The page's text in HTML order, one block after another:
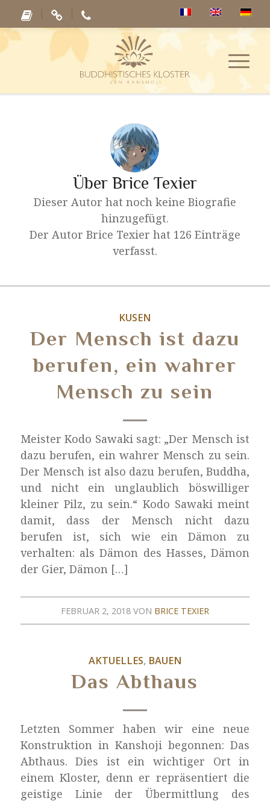
Über Brice Texier
Dieser Autor hat noch keine Biografie
hinzugefügt.
Der Autor Brice Texier hat 126 Einträge
verfasst.
KUSEN
Der Mensch ist dazu
berufen, ein wahrer
Mensch zu sein
Meister Kodo Sawaki sagt: „Der Mensch ist
dazu berufen, ein wahrer Mensch zu sein.
Der Mensch ist also dazu berufen, Buddha,
und nicht ein unglaublich böswilliger
kleiner Pilz, zu sein.“ Kodo Sawaki meint
damit, dass der Mensch nicht dazu
berufen ist, sich wie ein Dämon zu
verhalten: als Dämon des Hasses, Dämon
der Gier, Dämon […]
FEBRUAR 2, 2018 VON BRICE TEXIER
AKTUELLES, BAUEN
Das Abthaus
Letzten Sommer haben wir eine neue
Konstruktion in Kanshoji begonnen: Das
Abthaus. Dies ist ein wichtiger Ort in
einem Kloster, denn er repräsentiert die
geistige Linie der Übermittlung des